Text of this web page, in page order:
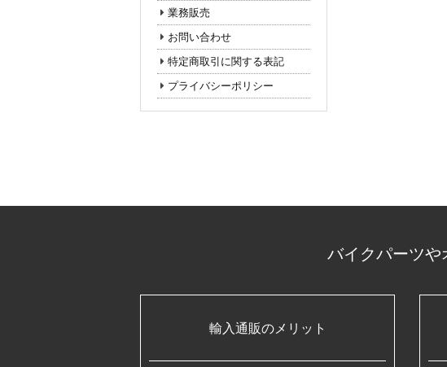
業務販売
お問い合わせ
特定商取引に関する表記
プライバシーポリシー
バイクパーツや
輸入通販のメリット